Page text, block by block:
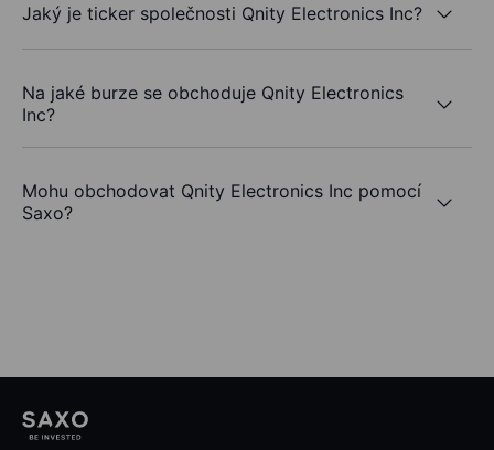
Jaký je ticker společnosti Qnity Electronics Inc?
Na jaké burze se obchoduje Qnity Electronics
Inc?
Mohu obchodovat Qnity Electronics Inc pomocí
Saxo?